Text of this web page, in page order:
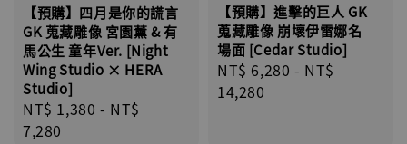
【預購】四月是你的謊言
GK 蒐藏雕像 宮園薰 & 有
馬公生 童年Ver. [Night
Wing Studio × HERA
Studio]
Regular
price
NT$ 1,380 - NT$
7,280
【預購】進擊的巨人 GK
蒐藏雕像 崩壞伊雷娜名
場面 [Cedar Studio]
Regular
price
NT$ 6,280 - NT$
14,280